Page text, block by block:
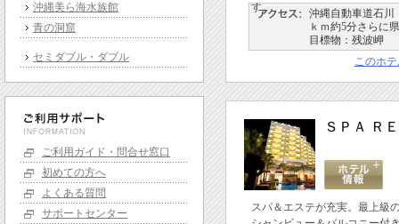
す。
沖縄自動車道石川
ｋｍ約5分さらに
目標物：残波岬
このホ
ＳＰＡ Ｒ
スパ＆エステが充実。最上級
沖縄美ら海水族館
青の洞窟
セミダブル・ダブル
ご利用ガイド・問合せ窓口
初めての方へ
よくある質問
サポートセンター